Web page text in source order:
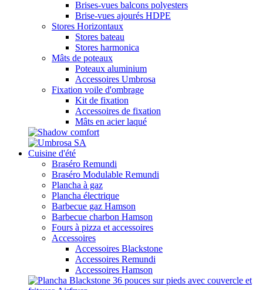
Brises-vues balcons polyesters
Brise-vues ajourés HDPE
Stores Horizontaux
Stores bateau
Stores harmonica
Mâts de poteaux
Poteaux aluminium
Accessoires Umbrosa
Fixation voile d'ombrage
Kit de fixation
Accessoires de fixation
Mâts en acier laqué
Cuisine d'été
Braséro Remundi
Braséro Modulable Remundi
Plancha à gaz
Plancha électrique
Barbecue gaz Hamson
Barbecue charbon Hamson
Fours à pizza et accessoires
Accessoires
Accessoires Blackstone
Accessoires Remundi
Accessoires Hamson